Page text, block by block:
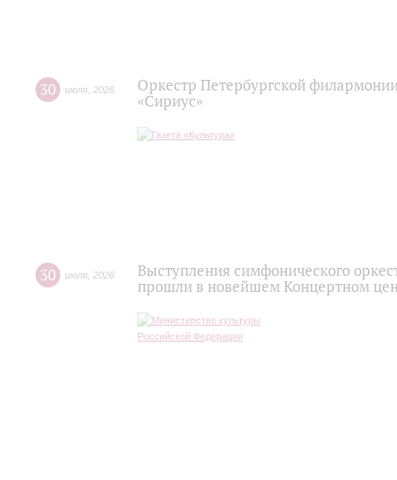
30 июля 2026
Оркестр Петербургской
«Сириус»
30 июля 2026
Выступления симфонического
прошли в новейшем Концертном